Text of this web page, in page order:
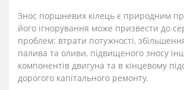
Знос поршневих кілець є природним
його ігнорування може призвести до
проблем: втрати потужності,
палива та оливи, підвищеного зносу
компонентів двигуна та в кінцевому
дорогого капітального ремонту.